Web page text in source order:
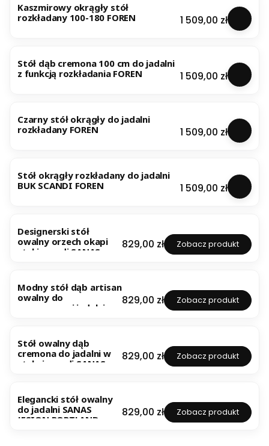
Kaszmirowy okrągły stół
rozkładany 100-180 FOREN
Cena
1 509,00 zł
Stół dąb cremona 100 cm do jadalni
z funkcją rozkładania FOREN
Cena
1 509,00 zł
Czarny stół okrągły do jadalni
rozkładany FOREN
Cena
1 509,00 zł
Stół okrągły rozkładany do jadalni
BUK SCANDI FOREN
Cena
1 509,00 zł
Designerski stół
owalny orzech okapi
styl japandi SANAS
Cena
829,00 zł Zobacz produkt
Modny stół dąb artisan
owalny do
nowoczesnej jadalni
Cena
829,00 zł Zobacz produkt
Stół owalny dąb
cremona do jadalni w
stylu japandi SANAS
Cena
829,00 zł Zobacz produkt
Elegancki stół owalny
do jadalni SANAS
JESION PORTLAND
Cena
829,00 zł Zobacz produkt